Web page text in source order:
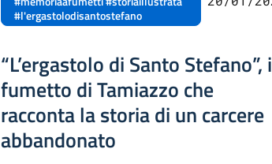
#l'ergastolodisantostefano
“L’ergastolo di Santo Stefano”,
fumetto di Tamiazzo che
racconta la storia di un carcere
abbandonato